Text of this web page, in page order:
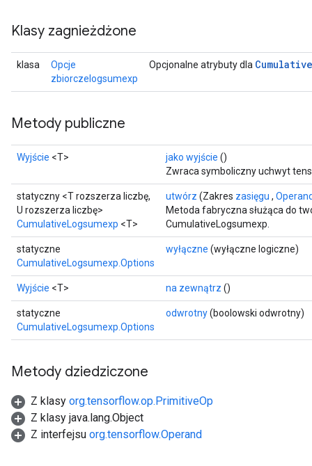
Klasy zagnieżdżone
klasa
Opcje
zbiorczelogsumexp
Opcjonalne atrybuty dla Cumulative
Metody publiczne
Wyjście <T> jako wyjście ()
Zwraca symboliczny uchwyt
statyczny <T rozszerza liczbę,
U rozszerza liczbę>
CumulativeLogsumexp <T>
utwórz (Zakres zasięgu ,
Metoda fabryczna służąca do
CumulativeLogsumexp.
statyczne
CumulativeLogsumexp.Options
wyłączne (wyłączne logiczne)
Wyjście <T> na zewnątrz ()
statyczne
CumulativeLogsumexp.Options
odwrotny(boolowski odwrotny)
Metody dziedziczone
Z klasy org.tensorflow.op.PrimitiveOp
Z klasy java.lang.Object
Z interfejsu org.tensorflow.Operand